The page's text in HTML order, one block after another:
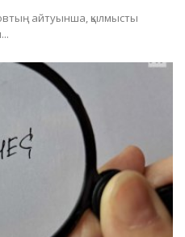
айтуынша, қылмысты